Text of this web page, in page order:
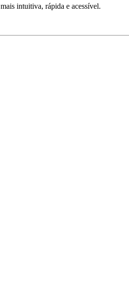
intuitiva, rápida e acessível.